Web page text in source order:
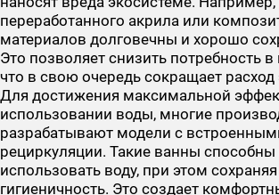
переработанного акрила или
материалов долговечны и хорошо
Это позволяет снизить потребность
что в свою очередь сокращает расход
Для достижения максимальной
использовании воды, многие
разрабатывают модели с
рециркуляции. Такие ванны
использовать воду, при этом
гигиеничность. Это создает